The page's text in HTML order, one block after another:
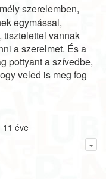
szerelemben,
egymással,
tisztelettel vannak
a szerelmet. És a
pottyant a szívedbe,
veled is meg fog
11 éve